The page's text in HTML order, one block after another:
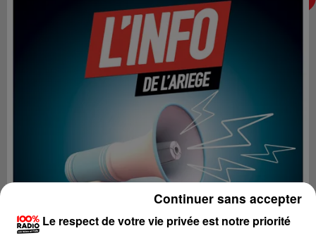
Le respect de votre vie privée est notre priorité
Continuer sans accepter